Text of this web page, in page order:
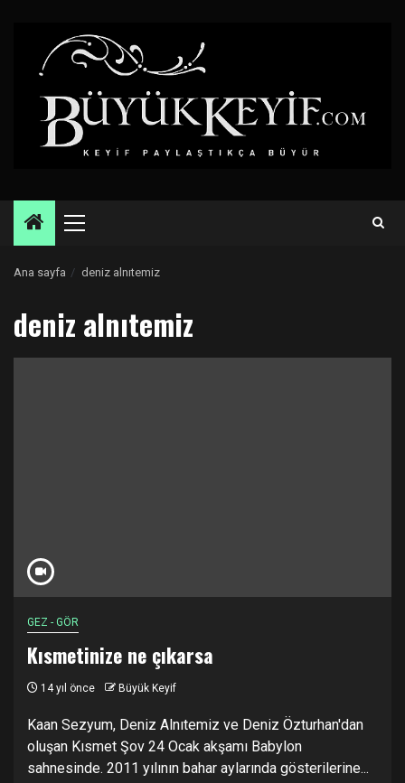
Primary
Ana sayfa deniz alnıtemiz
deniz alnıtemiz
GEZ - GÖR
Kısmetinize ne çıkarsa
14 yıl önce Büyük Keyif
Kaan Sezyum, Deniz Alnıtemiz ve Deniz Özturhan'dan
oluşan Kısmet Şov 24 Ocak akşamı Babylon
sahnesinde. 2011 yılının bahar aylarında gösterilerine...